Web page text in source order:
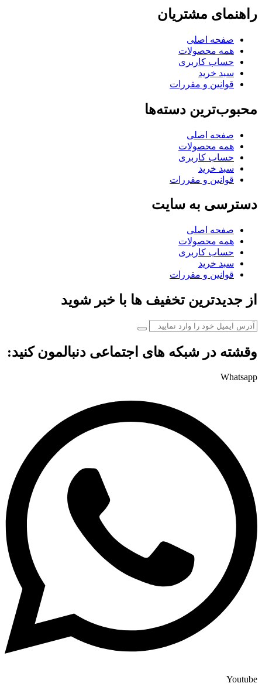
راهنمای مشتریان
صفحه اصلی
همه محصولات
حساب کاربری
سبد خرید
قوانین و مقررات
محبوب‌ترین دسته‌ها
صفحه اصلی
همه محصولات
حساب کاربری
سبد خرید
قوانین و مقررات
دسترسی به سایت
صفحه اصلی
همه محصولات
حساب کاربری
سبد خرید
قوانین و مقررات
از جدیدترین تخفیف ها با خبر شوید
وقشته در شبکه های اجتماعی دنبالمون کنید:
Whatsapp
Youtube